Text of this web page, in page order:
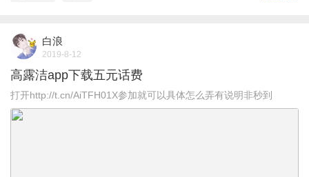
白浪
2019-8-12
高露洁app下载五元话费
打开http://t.cn/AiTFH01X参加就可以具体怎么弄有说明非秒到